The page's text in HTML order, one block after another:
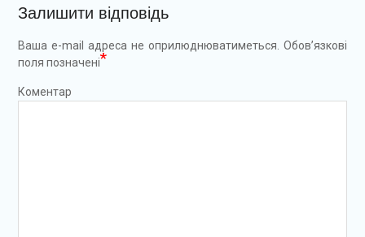
Залишити відповідь
Ваша e-mail адреса не оприлюднюватиметься. Обов’язкові
поля позначені*
Коментар